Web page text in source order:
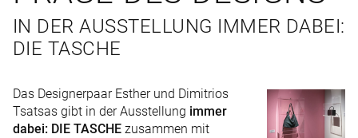
IN DER AUSSTELLUNG IMMER DABEI:
DIE TASCHE
Das Designerpaar Esther und Dimitrios
Tsatsas gibt in der Ausstellung immer
dabei: DIE TASCHE zusammen mit